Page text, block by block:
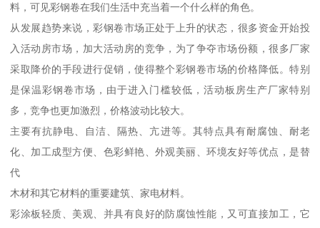
料，可见彩钢卷在我们生活中充当着一个什么样的角色。
从发展趋势来说，彩钢卷市场正处于上升的状态，很多资金开始投
入活动房市场，加大活动房的竞争，为了争夺市场份额，很多厂家
采取降价的手段进行促销，使得整个彩钢卷市场的价格降低。特别
是保温彩钢卷市场，由于进入门槛较低，活动板房生产厂家特别
多，竞争也更加激烈，价格波动比较大。
主要有抗静电、自洁、隔热、亢进等。其特点具有耐腐蚀、耐老
化、加工成型方便、色彩鲜艳、外观美丽、环境友好等优点，是替
代
木材和其它材料的重要建筑、家电材料。
彩涂板轻质、美观、并具有良好的防腐蚀性能，又可直接加工，它